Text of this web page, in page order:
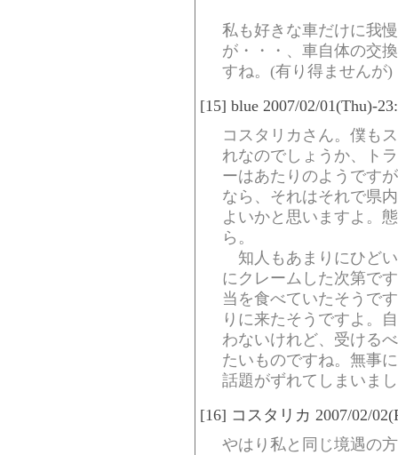
私も好きな車だけに我
が・・・、車自体の交
すね。(有り得ませんが)
[15] blue 2007/02/01(Thu)-
コスタリカさん。僕も
れなのでしょうか、ト
ーはあたりのようです
なら、それはそれで県
よいかと思いますよ。
ら。
知人もあまりにひど
にクレームした次第で
当を食べていたそうで
りに来たそうですよ。
わないけれど、受ける
たいものですね。無事
話題がずれてしまいま
[16] コスタリカ 2007/02/
やはり私と同じ境遇の